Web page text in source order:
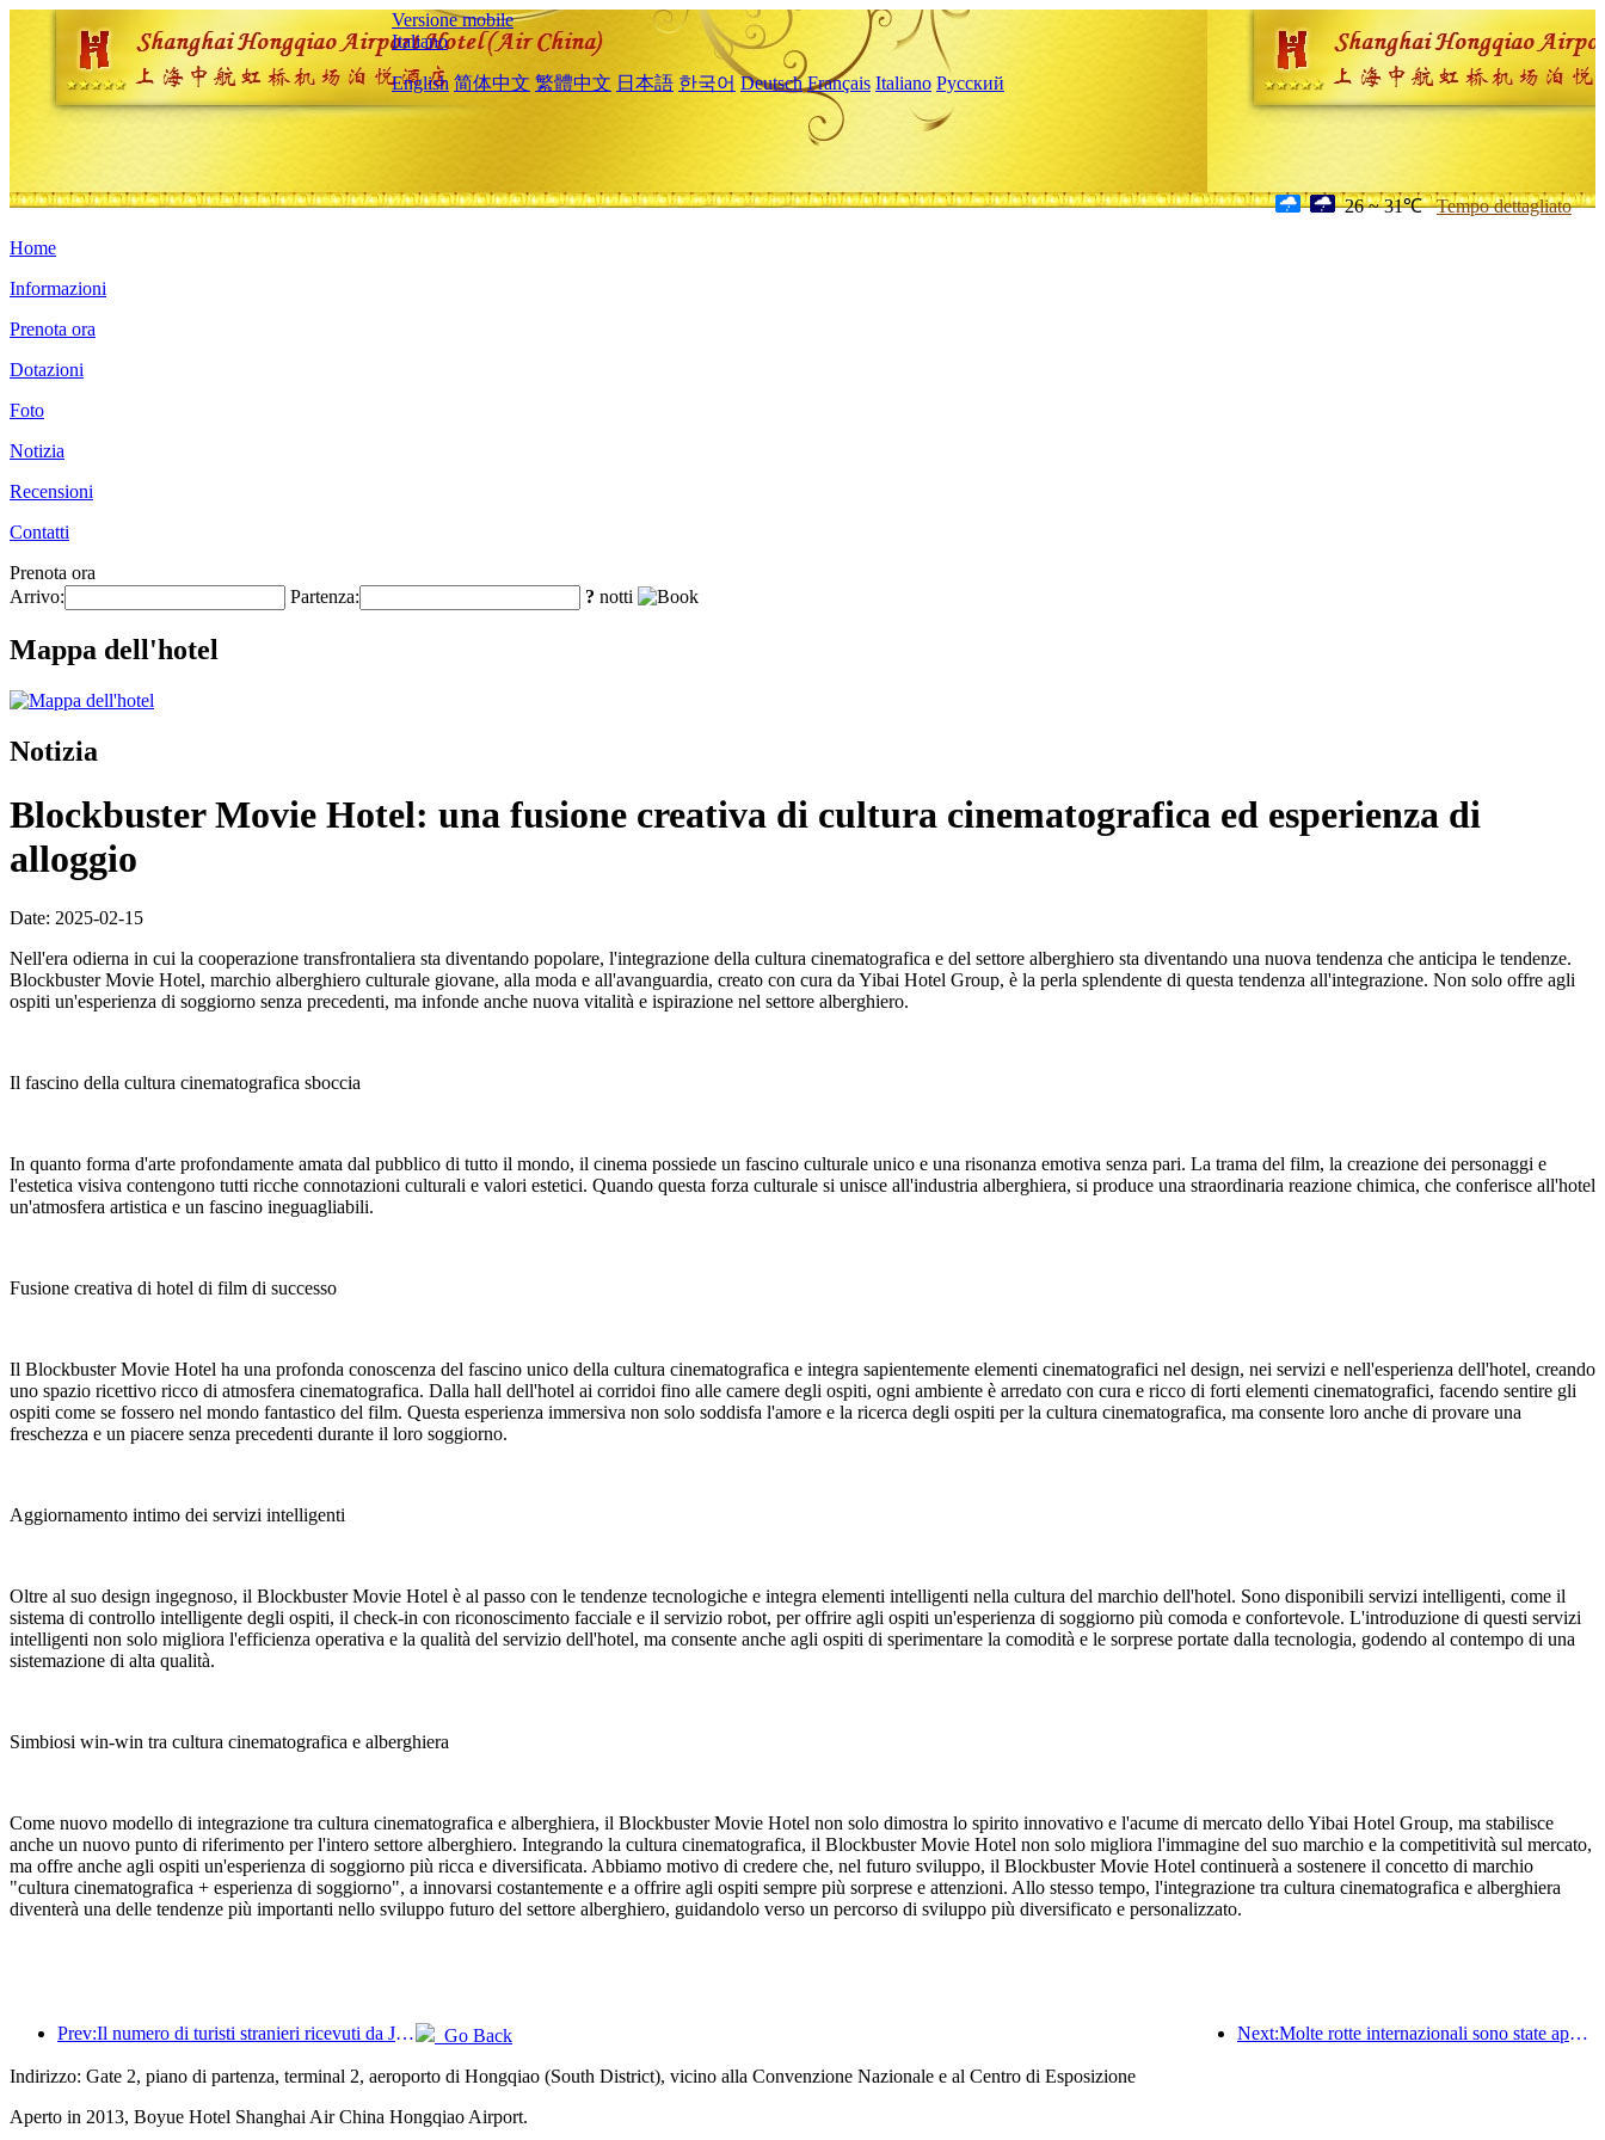
Versione mobile
Italiano
English 简体中文 繁體中文 日本語 한국어 Deutsch Français Italiano Русский
26 ~ 31℃ Tempo dettagliato
Home
Informazioni
Prenota ora
Dotazioni
Foto
Notizia
Recensioni
Contatti
Prenota ora
Arrivo:
Partenza: ? notti
Mappa dell'hotel
Notizia
Blockbuster Movie Hotel: una fusione creativa di cultura cinematografica ed esperienza di
alloggio
Date: 2025-02-15
Nell'era odierna in cui la cooperazione transfrontaliera sta diventando popolare, l'integrazione della cultura cinematografica e del settore alberghiero sta diventando una nuova tendenza che anticipa le tendenze.
Blockbuster Movie Hotel, marchio alberghiero culturale giovane, alla moda e all'avanguardia, creato con cura da Yibai Hotel Group, è la perla splendente di questa tendenza all'integrazione. Non solo offre agli
ospiti un'esperienza di soggiorno senza precedenti, ma infonde anche nuova vitalità e ispirazione nel settore alberghiero.
Il fascino della cultura cinematografica sboccia
In quanto forma d'arte profondamente amata dal pubblico di tutto il mondo, il cinema possiede un fascino culturale unico e una risonanza emotiva senza pari. La trama del film, la creazione dei personaggi e
l'estetica visiva contengono tutti ricche connotazioni culturali e valori estetici. Quando questa forza culturale si unisce all'industria alberghiera, si produce una straordinaria reazione chimica, che conferisce all'hotel
un'atmosfera artistica e un fascino ineguagliabili.
Fusione creativa di hotel di film di successo
Il Blockbuster Movie Hotel ha una profonda conoscenza del fascino unico della cultura cinematografica e integra sapientemente elementi cinematografici nel design, nei servizi e nell'esperienza dell'hotel, creando
uno spazio ricettivo ricco di atmosfera cinematografica. Dalla hall dell'hotel ai corridoi fino alle camere degli ospiti, ogni ambiente è arredato con cura e ricco di forti elementi cinematografici, facendo sentire gli
ospiti come se fossero nel mondo fantastico del film. Questa esperienza immersiva non solo soddisfa l'amore e la ricerca degli ospiti per la cultura cinematografica, ma consente loro anche di provare una
freschezza e un piacere senza precedenti durante il loro soggiorno.
Aggiornamento intimo dei servizi intelligenti
Oltre al suo design ingegnoso, il Blockbuster Movie Hotel è al passo con le tendenze tecnologiche e integra elementi intelligenti nella cultura del marchio dell'hotel. Sono disponibili servizi intelligenti, come il
sistema di controllo intelligente degli ospiti, il check-in con riconoscimento facciale e il servizio robot, per offrire agli ospiti un'esperienza di soggiorno più comoda e confortevole. L'introduzione di questi servizi
intelligenti non solo migliora l'efficienza operativa e la qualità del servizio dell'hotel, ma consente anche agli ospiti di sperimentare la comodità e le sorprese portate dalla tecnologia, godendo al contempo di una
sistemazione di alta qualità.
Simbiosi win-win tra cultura cinematografica e alberghiera
Come nuovo modello di integrazione tra cultura cinematografica e alberghiera, il Blockbuster Movie Hotel non solo dimostra lo spirito innovativo e l'acume di mercato dello Yibai Hotel Group, ma stabilisce
anche un nuovo punto di riferimento per l'intero settore alberghiero. Integrando la cultura cinematografica, il Blockbuster Movie Hotel non solo migliora l'immagine del suo marchio e la competitività sul mercato,
ma offre anche agli ospiti un'esperienza di soggiorno più ricca e diversificata. Abbiamo motivo di credere che, nel futuro sviluppo, il Blockbuster Movie Hotel continuerà a sostenere il concetto di marchio
"cultura cinematografica + esperienza di soggiorno", a innovarsi costantemente e a offrire agli ospiti sempre più sorprese e attenzioni. Allo stesso tempo, l'integrazione tra cultura cinematografica e alberghiera
diventerà una delle tendenze più importanti nello sviluppo futuro del settore alberghiero, guidandolo verso un percorso di sviluppo più diversificato e personalizzato.
Prev:Il numero di turisti stranieri ricevuti da Jinjiang Hotels (Cina) è aumentato di oltre 9 volte rispetto all'anno precedente Next:Molte rotte internazionali sono state aperte e incrementate di recente
Go Back
Indirizzo: Gate 2, piano di partenza, terminal 2, aeroporto di Hongqiao (South District), vicino alla Convenzione Nazionale e al Centro di Esposizione
Aperto in 2013, Boyue Hotel Shanghai Air China Hongqiao Airport.